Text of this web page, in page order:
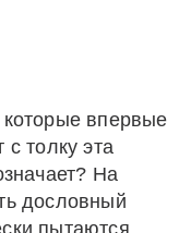
впервые
толку эта
На
дословный